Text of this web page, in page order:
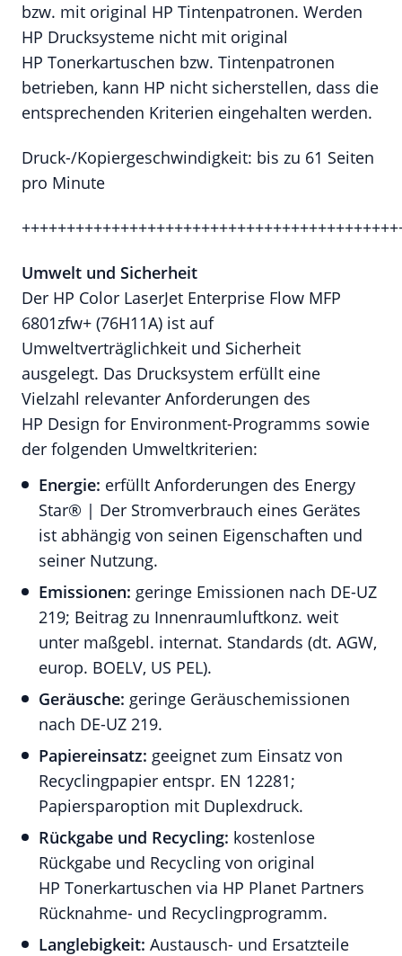
bzw. mit original HP Tintenpatronen. Werden
HP Drucksysteme nicht mit original
HP Tonerkartuschen bzw. Tintenpatronen
betrieben, kann HP nicht sicherstellen, dass die
entsprechenden Kriterien eingehalten werden.
Druck-/Kopiergeschwindigkeit: bis zu 61 Seiten
pro Minute
Umwelt und Sicherheit
Der HP Color LaserJet Enterprise Flow MFP
6801zfw+ (76H11A) ist auf
Umweltverträglichkeit und Sicherheit
ausgelegt. Das Drucksystem erfüllt eine
Vielzahl relevanter Anforderungen des
HP Design for Environment-Programms sowie
der folgenden Umweltkriterien:
Energie: erfüllt Anforderungen des Energy
Star® | Der Stromverbrauch eines Gerätes
ist abhängig von seinen Eigenschaften und
seiner Nutzung.
Emissionen: geringe Emissionen nach DE-UZ
219; Beitrag zu Innenraumluftkonz. weit
unter maßgebl. internat. Standards (dt. AGW,
europ. BOELV, US PEL).
Geräusche: geringe Geräuschemissionen
nach DE-UZ 219.
Papiereinsatz: geeignet zum Einsatz von
Recyclingpapier entspr. EN 12281;
Papiersparoption mit Duplexdruck.
Rückgabe und Recycling: kostenlose
Rückgabe und Recycling von original
HP Tonerkartuschen via HP Planet Partners
Rücknahme- und Recyclingprogramm.
Langlebigkeit: Austausch- und Ersatzteile